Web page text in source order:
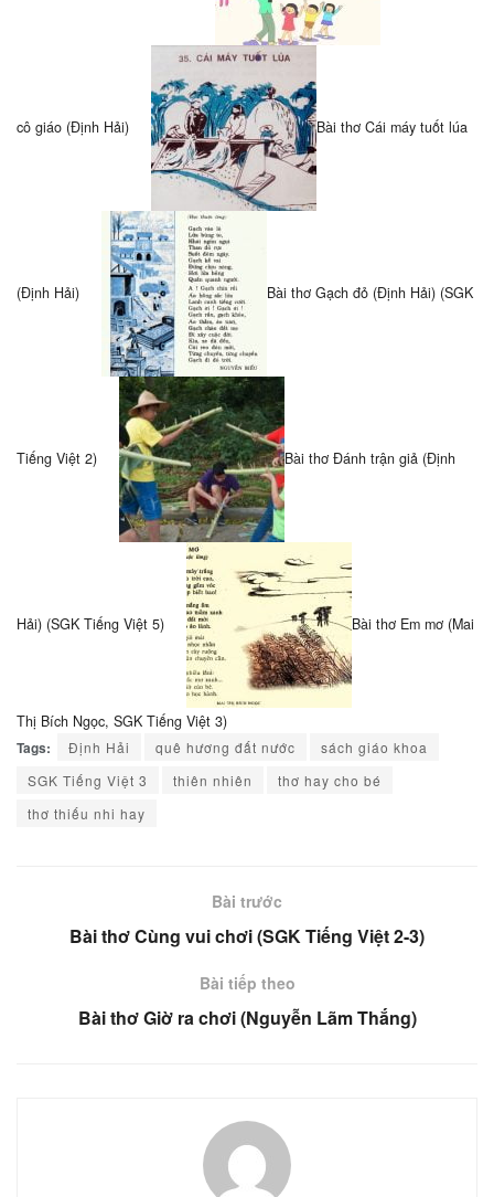
cô giáo (Định Hải) Bài thơ Cái máy tuốt lúa
(Định Hải) Bài thơ Gạch đỏ (Định Hải) (SGK
Tiếng Việt 2) Bài thơ Đánh trận giả (Định
Hải) (SGK Tiếng Việt 5) Bài thơ Em mơ (Mai
Thị Bích Ngọc, SGK Tiếng Việt 3)
Tags:
Định Hải quê hương đất nước
sách giáo khoa
SGK Tiếng Việt 3
thiên nhiên
thơ hay cho bé
thơ thiếu nhi hay
Bài trước
Bài thơ Cùng vui chơi (SGK Tiếng Việt 2-3)
Bài tiếp theo
Bài thơ Giờ ra chơi (Nguyễn Lãm Thắng)